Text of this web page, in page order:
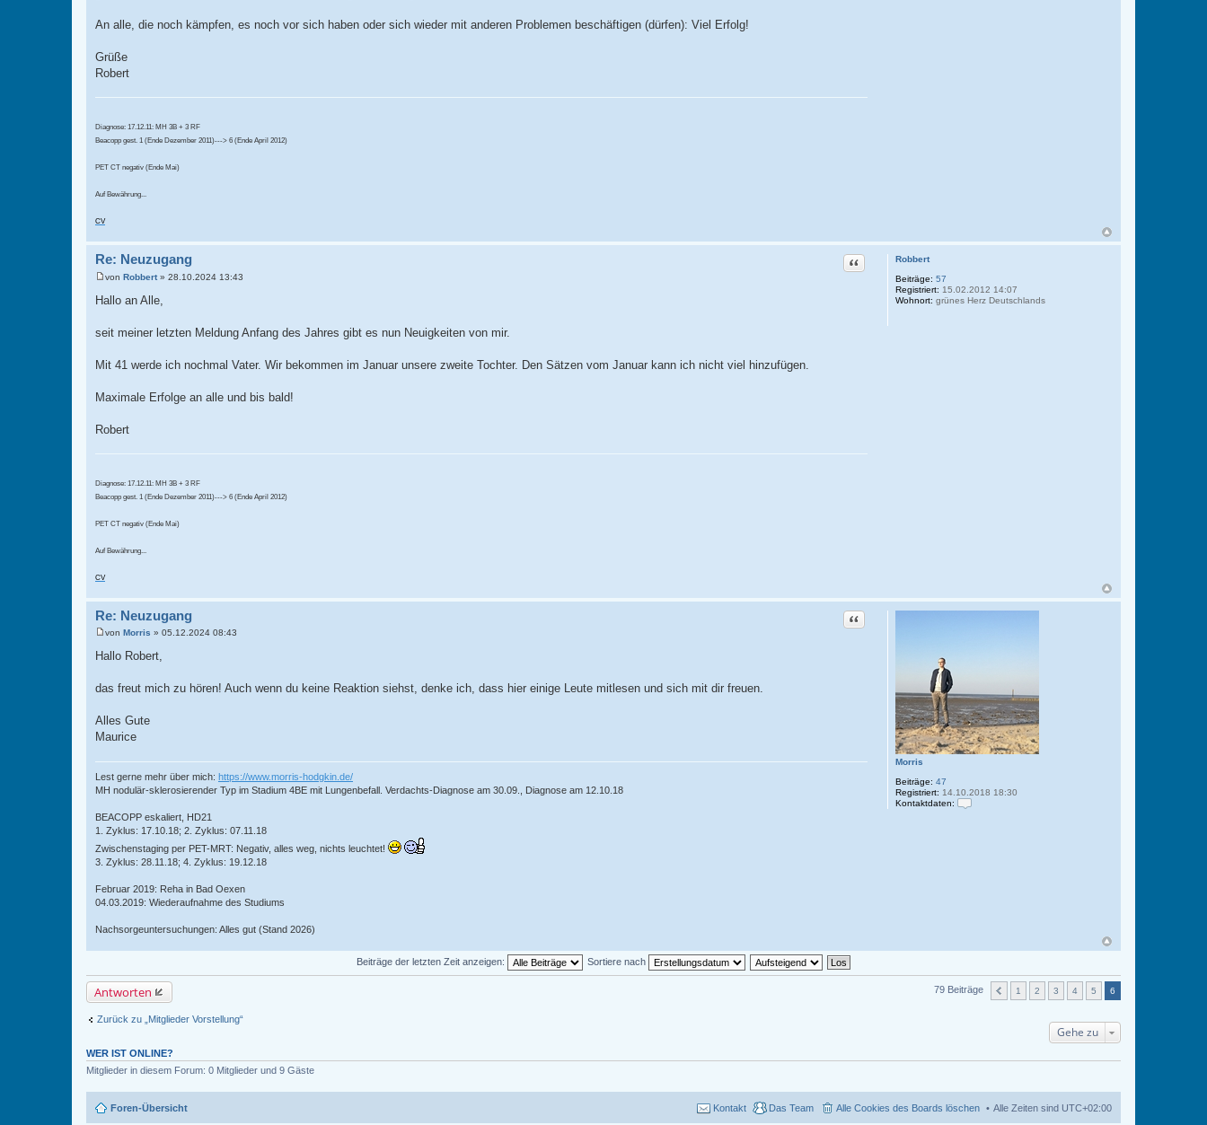
An alle, die noch kämpfen, es noch vor sich haben oder sich wieder mit anderen Problemen beschäftigen (dürfen): Viel Erfolg!
Grüße
Robert
Diagnose: 17.12.11: MH 3B + 3 RF
Beacopp gest. 1 (Ende Dezember 2011)---> 6 (Ende April 2012)
PET CT negativ (Ende Mai)
Auf Bewährung...
CV
Robbert
Beiträge: 57
Registriert: 15.02.2012 14:07
Wohnort: grünes Herz Deutschlands
Re: Neuzugang Zitat
e
i
a
von Robbert» 28.10.2024 13:43
Hallo an Alle,
seit meiner letzten Meldung Anfang des Jahres gibt es nun Neuigkeiten von mir.
Mit 41 werde ich nochmal Vater. Wir bekommen im Januar unsere zweite Tochter. Den Sätzen vom Januar kann ich nicht viel hinzufügen.
Maximale Erfolge an alle und bis bald!
Robert
Diagnose: 17.12.11: MH 3B + 3 RF
Beacopp gest. 1 (Ende Dezember 2011)---> 6 (Ende April 2012)
PET CT negativ (Ende Mai)
Auf Bewährung...
CV
Morris
Beiträge: 47
Registriert: 14.10.2018 18:30
Kontaktdaten:
o
M
o
r
Re: Neuzugang Zitat
e
i
r
a
von Morris » 05.12.2024 08:43
Hallo Robert,
das freut mich zu hören! Auch wenn du keine Reaktion siehst, denke ich, dass hier einige Leute mitlesen und sich mit dir freuen.
Alles Gute
Maurice
Lest gerne mehr über mich: https://www.morris-hodgkin.de/
MH nodulär-sklerosierender Typ im Stadium 4BE mit Lungenbefall. Verdachts-Diagnose am 30.09., Diagnose am 12.10.18
BEACOPP eskaliert, HD21
1. Zyklus: 17.10.18; 2. Zyklus: 07.11.18
Zwischenstaging per PET-MRT: Negativ, alles weg, nichts leuchtet!
3. Zyklus: 28.11.18; 4. Zyklus: 19.12.18
Februar 2019: Reha in Bad Oexen
04.03.2019: Wiederaufnahme des Studiums
Nachsorgeuntersuchungen: Alles gut (Stand 2026)
Beiträge der letzten Zeit anzeigen: Sortiere nach
Antworten 79 Beiträge 1 2 3 4 5 6
Zurück zu „Mitglieder Vorstellung“
Gehe zu
WER IST ONLINE?
Mitglieder in diesem Forum: 0 Mitglieder und 9 Gäste
Foren-Übersicht Alle Zeiten sind UTC+02:00
Alle Cookies des Boards löschen
Das Team
Kontakt